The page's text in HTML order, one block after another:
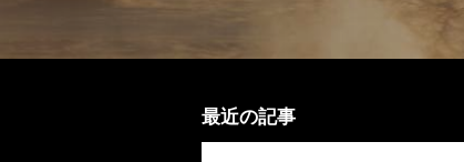
最近の記事